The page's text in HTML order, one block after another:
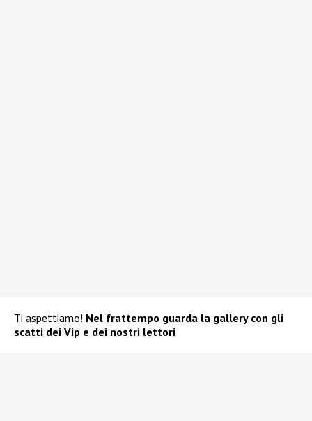
Ti aspettiamo! Nel frattempo guarda la gallery con gli
scatti dei Vip e dei nostri lettori